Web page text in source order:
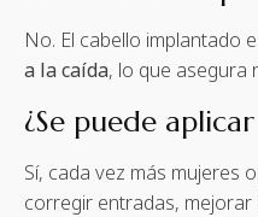
No. El cabello implantado
a la caída, lo que asegura
¿Se puede
Sí, cada vez más mujeres
corregir entradas,